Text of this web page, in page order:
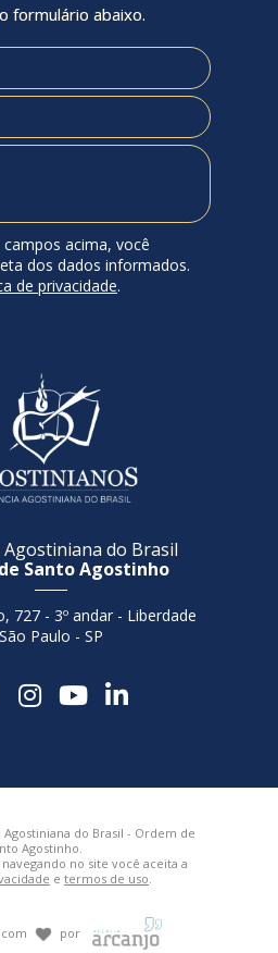
formulário abaixo.
acima, você
dos dados informados.
de privacidade.
Agostiniana do Brasil
Santo Agostinho
727 - 3º andar - Liberdade
São Paulo - SP
do Brasil - Ordem de
Agostinho.
no site você aceita a
e termos de uso
por